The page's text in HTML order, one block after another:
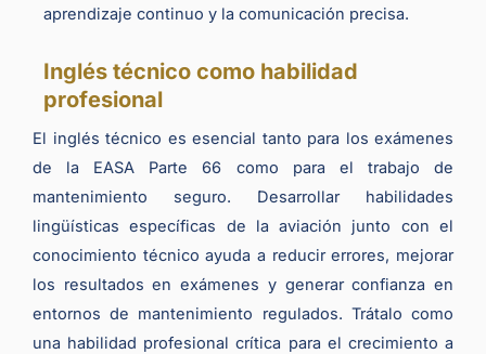
aprendizaje continuo y la comunicación precisa.
Inglés técnico como habilidad
profesional
El inglés técnico es esencial tanto para los exámenes
de la EASA Parte 66 como para el trabajo de
mantenimiento seguro. Desarrollar habilidades
lingüísticas específicas de la aviación junto con el
conocimiento técnico ayuda a reducir errores, mejorar
los resultados en exámenes y generar confianza en
entornos de mantenimiento regulados. Trátalo como
una habilidad profesional crítica para el crecimiento a